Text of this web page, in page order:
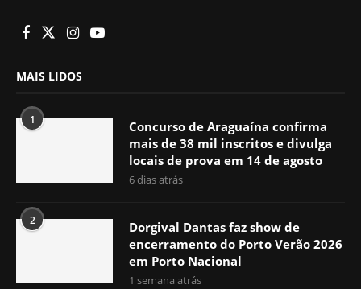
MAIS LIDOS
1
Concurso de Araguaína confirma
mais de 38 mil inscritos e divulga
locais de prova em 14 de agosto
6 dias atrás
2
Dorgival Dantas faz show de
encerramento do Porto Verão 2026
em Porto Nacional
1 semana atrás